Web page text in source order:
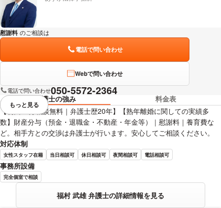
慰謝料 のご相談は
電話で問い合わせ
Webで問い合わせ
電話で問い合わせ050-5572-2364
弁護士の強み
料金表
【初回60分相談無料｜弁護士歴20年】【熟年離婚に関しての実績多
数】財産分与（預金・退職金・不動産・年金等）｜慰謝料｜養育費な
ど。相手方との交渉は弁護士が行います。安心してご相談ください。
対応体制
女性スタッフ在籍 当日相談可 休日相談可 夜間相談可 電話相談可
事務所設備
完全個室で相談
福村 武雄 弁護士の詳細情報を見る
視覚的に省略されている要素を
もっと見る